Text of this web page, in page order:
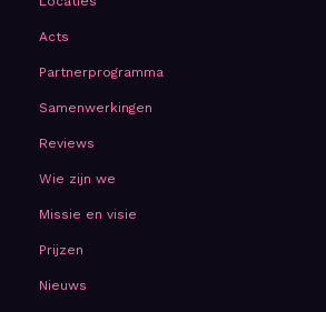
Acts
Partnerprogramma
Samenwerkingen
Reviews
Wie zijn we
Missie en visie
Prijzen
Nieuws